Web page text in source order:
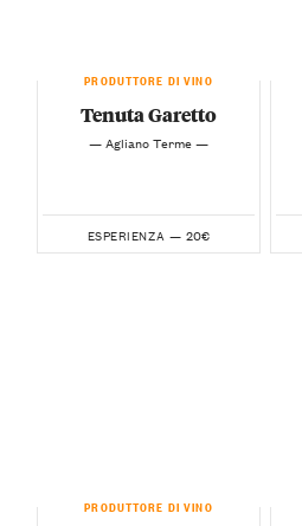
PRODUTTORE DI VINO
Tenuta Garetto
— Agliano Terme —
ESPERIENZA — 20€
PRODUTTORE DI VINO